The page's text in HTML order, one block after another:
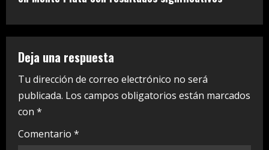
n
u
e
R
e
a
Deja una respuesta
Tu dirección de correo electrónico no será
publicada. Los campos obligatorios están marcados
con *
Comentario *